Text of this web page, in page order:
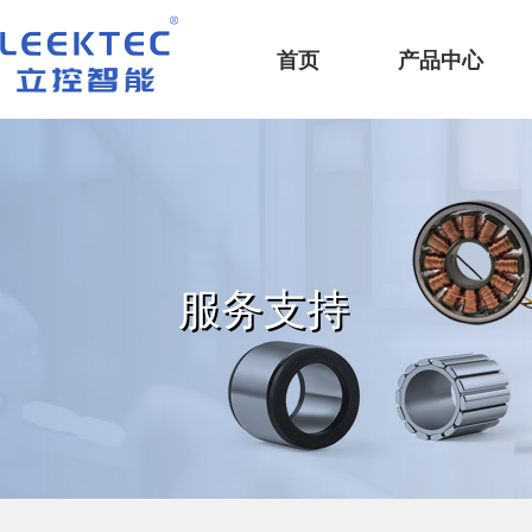
深圳市立控智能科技有限公司
首页
产品中心
服务支持